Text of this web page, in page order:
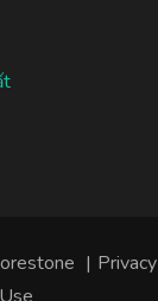
| Privacy